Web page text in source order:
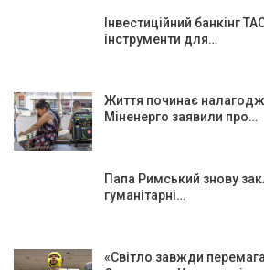
Інвестиційний банкінг
інструменти для…
Життя починає
Міненерго заявили про…
Папа Римський знову
гуманітарні…
«Світло завжди